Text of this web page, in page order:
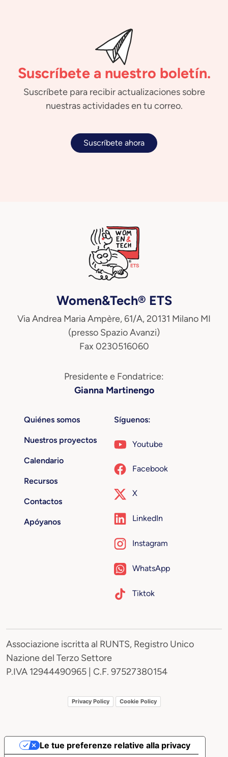
Suscríbete a nuestro boletín.
Suscríbete para recibir actualizaciones sobre
nuestras actividades en tu correo.
Suscríbete ahora
Women&Tech® ETS
Via Andrea Maria Ampère, 61/A, 20131 Milano MI
(presso Spazio Avanzi)
Fax 0230516060
Presidente e Fondatrice:
Gianna Martinengo
Quiénes somos
Nuestros proyectos
Calendario
Recursos
Contactos
Apóyanos
Síguenos:
Youtube
Facebook
X
LinkedIn
Instagram
WhatsApp
Tiktok
Associazione iscritta al RUNTS, Registro Unico
Nazione del Terzo Settore
P.IVA 12944490965 | C.F. 97527380154
Privacy Policy Cookie Policy
Le tue preferenze relative alla privacy